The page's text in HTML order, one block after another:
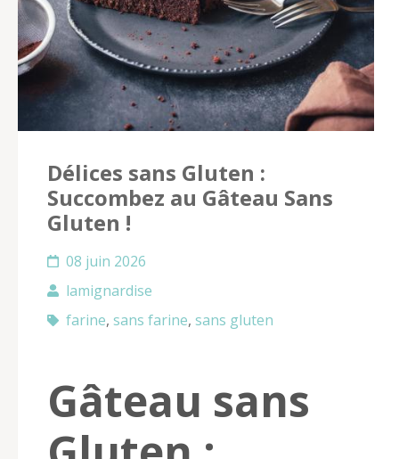
Délices sans Gluten :
Succombez au Gâteau Sans
Gluten !
08 juin 2026
lamignardise
farine, sans farine, sans gluten
Gâteau sans